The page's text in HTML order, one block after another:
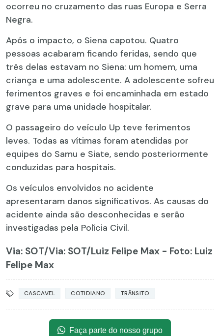
ocorreu no cruzamento das ruas Europa e Serra
Negra.
Após o impacto, o Siena capotou. Quatro
pessoas acabaram ficando feridas, sendo que
três delas estavam no Siena: um homem, uma
criança e uma adolescente. A adolescente sofreu
ferimentos graves e foi encaminhada em estado
grave para uma unidade hospitalar.
O passageiro do veículo Up teve ferimentos
leves. Todas as vítimas foram atendidas por
equipes do Samu e Siate, sendo posteriormente
conduzidas para hospitais.
Os veículos envolvidos no acidente
apresentaram danos significativos. As causas do
acidente ainda são desconhecidas e serão
investigadas pela Polícia Civil.
Via: SOT/Via: SOT/Luiz Felipe Max - Foto: Luiz
Felipe Max
CASCAVEL COTIDIANO TRÂNSITO
Faça parte do nosso grupo